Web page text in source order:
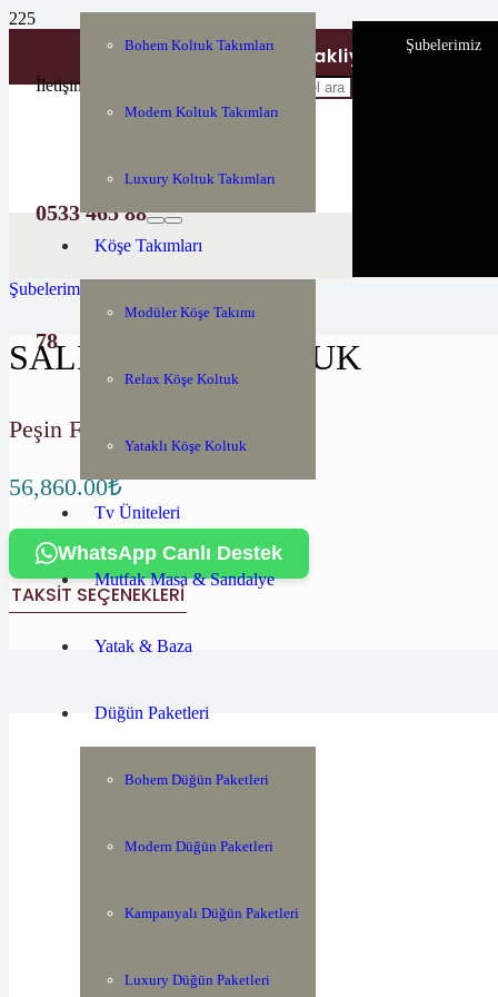
Tüm Türkiyeye Nakliye ve Montaj
İletişim
0533 465 88
78
Şubelerimiz
Bohem Koltuk Takımları
Modern Koltuk Takımları
Luxury Koltuk Takımları
Köşe Takımları
Modüler Köşe Takımı
Relax Köşe Koltuk
Yataklı Köşe Koltuk
Tv Üniteleri
Mutfak Masa & Sandalye
Yatak & Baza
Düğün Paketleri
Bohem Düğün Paketleri
Modern Düğün Paketleri
Kampanyalı Düğün Paketleri
Luxury Düğün Paketleri
Şubelerimiz
SALDA 3 LÜ KOLTUK
Peşin Fiyatı:
56,860.00₺
WhatsApp Canlı Destek
TAKSIT SEÇENEKLERI